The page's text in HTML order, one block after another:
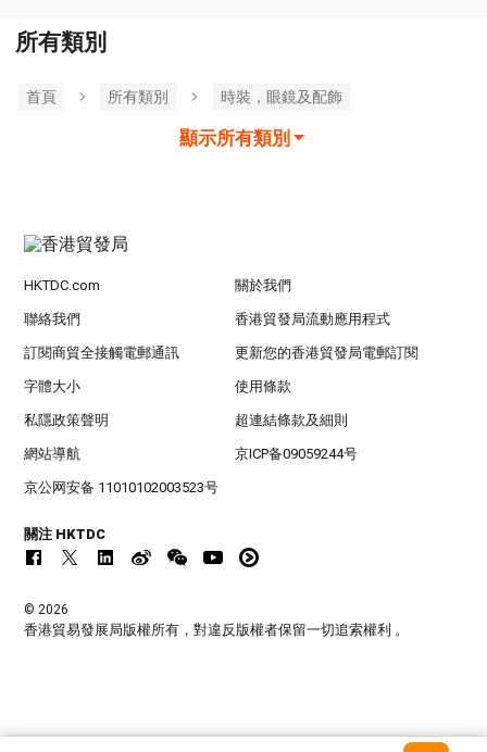
所有類別
首頁 所有類別 時裝，眼鏡及配飾
顯示所有類別
HKTDC.com 關於我們
聯絡我們 香港貿發局流動應用程式
訂閱商貿全接觸電郵通訊 更新您的香港貿發局電郵訂閱
字體大小 使用條款
私隱政策聲明 超連結條款及細則
網站導航 京ICP备09059244号
京公网安备 11010102003523号
關注 HKTDC
© 2026
香港貿易發展局版權所有，對違反版權者保留一切追索權利 。